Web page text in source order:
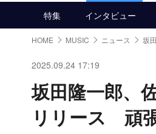
特集 インタビュー
HOME MUSIC ニュース 坂
2025.09.24 17:19
坂田隆一郎、
リリース 頑